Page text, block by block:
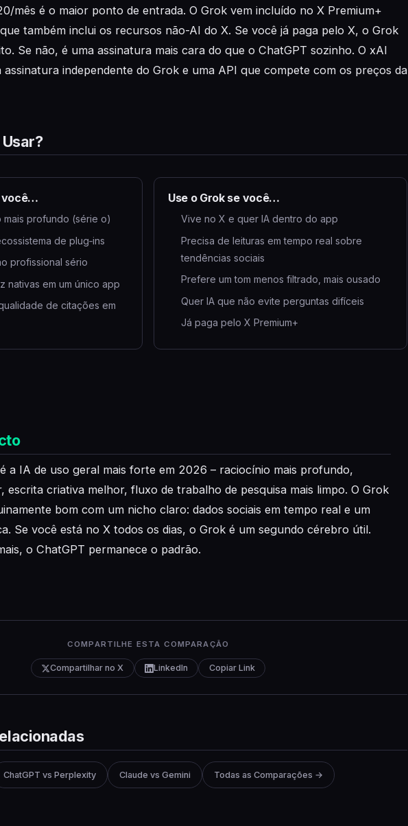
mês é o maior ponto de entrada. O Grok vem incluído no X Premium+
também inclui os recursos não-AI do X. Se você já paga pelo X, o Grok
Se não, é uma assinatura mais cara do que o ChatGPT sozinho. O xAI
independente do Grok e uma API que compete com os preços da
você…
mais profundo (série o)
de plug‑ins
profissional sério
nativas em um único app
de citações em
Use o Grok se você…
Vive no X e quer IA dentro do app
Precisa de leituras em tempo real sobre
tendências sociais
Prefere um tom menos filtrado, mais ousado
Quer IA que não evite perguntas difíceis
Já paga pelo X Premium+
a IA de uso geral mais forte em 2026 – raciocínio mais profundo,
escrita criativa melhor, fluxo de trabalho de pesquisa mais limpo. O Grok
bom com um nicho claro: dados sociais em tempo real e um
Se você está no X todos os dias, o Grok é um segundo cérebro útil.
o ChatGPT permanece o padrão.
COMPARTILHE ESTA COMPARAÇÃO
Compartilhar no X LinkedIn Copiar Link
ChatGPT vs Perplexity Claude vs Gemini Todas as Comparações →